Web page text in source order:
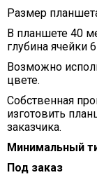
Размер
В планшете 40
глубина ячейки
Возможно
цвете.
Собственная
изготовить
заказчика.
Минимальный
Под заказ